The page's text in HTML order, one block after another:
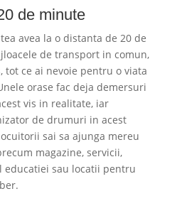
de minute
avea la o distanta de 20 de
de transport in comun,
tot ce ai nevoie pentru o viata
orase fac deja demersuri
vis in realitate, iar
de drumuri in acest
sai sa ajunga mereu
magazine, servicii,
sau locatii pentru